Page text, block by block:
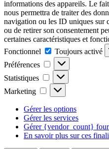
informations des appareils. Le
nous permettra de traiter des
navigation ou les ID uniques sur
ou de retirer son consentement
certaines caractéristiques et
Fonctionnel
Fonctionnel
Toujours activé
Préférences
Préférences
Statistiques Statistiques
Marketing Marketing
Gérer les options
Gérer les services
Gérer {vendor_count}
En savoir plus sur ces